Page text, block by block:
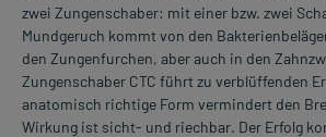
zwei Zungenschaber: mit einer bzw. zwei
Mundgeruch kommt von den
den Zungenfurchen, aber auch in den
Zungenschaber CTC führt zu verblüffenden
anatomisch richtige Form vermindert den
Wirkung ist sicht- und riechbar. Der Erfolg